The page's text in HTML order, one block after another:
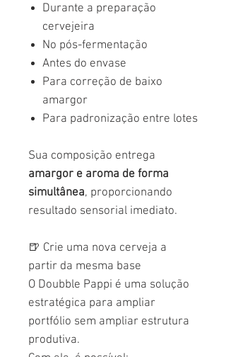
Durante a preparação
cervejeira
No pós-fermentação
Antes do envase
Para correção de baixo
amargor
Para padronização entre lotes
Sua composição entrega
amargor e aroma de forma
simultânea, proporcionando
resultado sensorial imediato.
🍺 Crie uma nova cerveja a
partir da mesma base
O Doubble Pappi é uma solução
estratégica para ampliar
portfólio sem ampliar estrutura
produtiva.